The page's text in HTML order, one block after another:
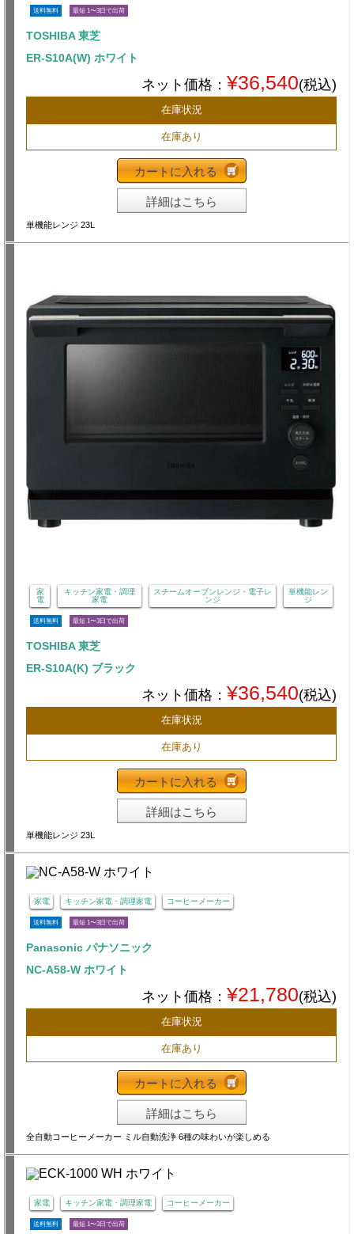
送料無料 最短 1〜3日で出荷
TOSHIBA 東芝
ER-S10A(W) ホワイト
ネット価格： ¥36,540(税込)
在庫状況
在庫あり
カートに入れる
詳細はこちら
単機能レンジ 23L
家
電
キッチン家電・調理
家電
スチームオーブンレンジ・電子レ
ンジ
単機能レン
ジ
送料無料 最短 1〜3日で出荷
TOSHIBA 東芝
ER-S10A(K) ブラック
ネット価格： ¥36,540(税込)
在庫状況
在庫あり
カートに入れる
詳細はこちら
単機能レンジ 23L
家電 キッチン家電・調理家電 コーヒーメーカー
送料無料 最短 1〜3日で出荷
Panasonic パナソニック
NC-A58-W ホワイト
ネット価格： ¥21,780(税込)
在庫状況
在庫あり
カートに入れる
詳細はこちら
全自動コーヒーメーカー ミル自動洗浄 6種の味わいが楽しめる
家電 キッチン家電・調理家電 コーヒーメーカー
送料無料 最短 1〜3日で出荷